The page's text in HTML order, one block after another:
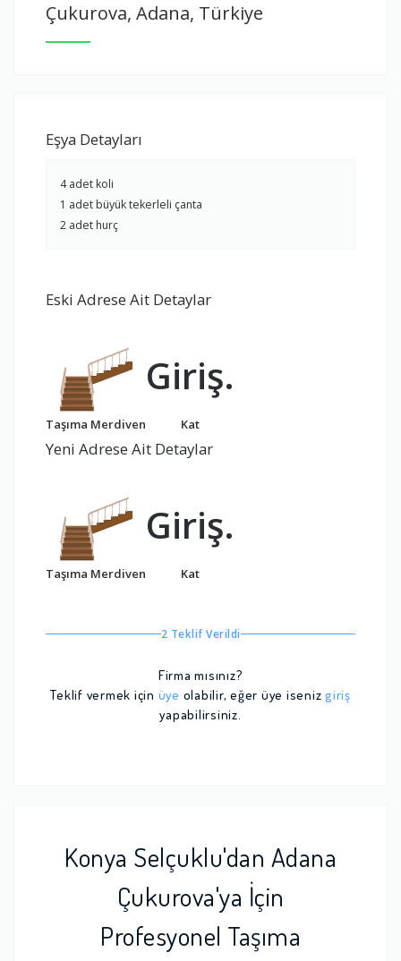
Çukurova, Adana, Türkiye
Eşya Detayları
4 adet koli
1 adet büyük tekerleli çanta
2 adet hurç
Eski Adrese Ait Detaylar
Taşıma Merdiven
Giriş.
Kat
Yeni Adrese Ait Detaylar
Taşıma Merdiven
Giriş.
Kat
2 Teklif Verildi
Firma mısınız?
Teklif vermek için üye olabilir, eğer üye iseniz giriş
yapabilirsiniz.
Konya Selçuklu'dan Adana
Çukurova'ya İçin
Profesyonel Taşıma